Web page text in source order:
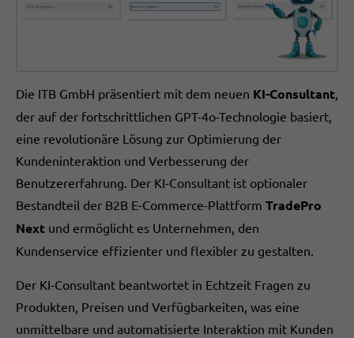
Die ITB GmbH präsentiert mit dem neuen KI-Consultant
der auf der fortschrittlichen GPT-4o-Technologie basiert,
eine revolutionäre Lösung zur Optimierung der
Kundeninteraktion und Verbesserung der
Benutzererfahrung. Der KI-Consultant ist optionaler
Bestandteil der B2B E-Commerce-Plattform TradePro
Next und ermöglicht es Unternehmen, den
Kundenservice effizienter und flexibler zu gestalten.
Der KI-Consultant beantwortet in Echtzeit Fragen zu
Produkten, Preisen und Verfügbarkeiten, was eine
unmittelbare und automatisierte Interaktion mit Kunden